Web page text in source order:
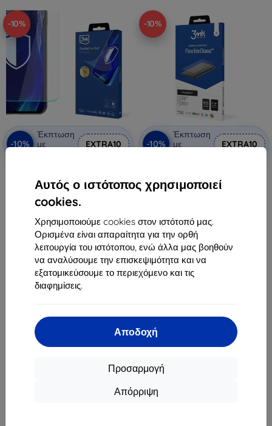
Αυτός ο ιστότοπος χρησιμοποιεί
cookies.
Χρησιμοποιούμε cookies στον ιστότοπό μας.
Ορισμένα είναι απαραίτητα για την ορθή
λειτουργία του ιστότοπου, ενώ άλλα μας βοηθούν
να αναλύσουμε την επισκεψιμότητα και να
εξατομικεύσουμε το περιεχόμενο και τις
διαφημίσεις.
Αποδοχή
Προσαρμογή
Απόρριψη
-10%
-10%
Έκπτωση
με
EXTRA10
προστατευτικό γυαλί για Garett
OneKid Phone
27,90 €
Διαθέσιμο > 5 τεμ
-10%
-10%
Έκπτωση
με
EXTRA10
προστατευτικό γυαλί pentru
Garett OneKid Phone
Διαθέσιμο > 5 τεμ
1